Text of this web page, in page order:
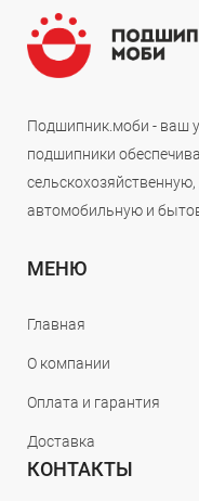
Подшипник.моби - ваш
подшипники
автомобильную и
МЕНЮ
Главная
О компании
Оплата и гарантия
Доставка
КОНТАКТЫ